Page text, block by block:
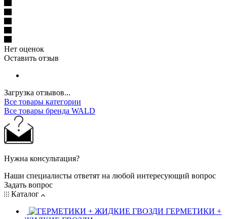
Нет оценок
Оставить отзыв
Загрузка отзывов...
Все товары категории
Все товары бренда WALD
Нужна консультация?
Наши специалисты ответят на любой интересующий вопрос
Задать вопрос
Каталог
ГЕРМЕТИКИ +